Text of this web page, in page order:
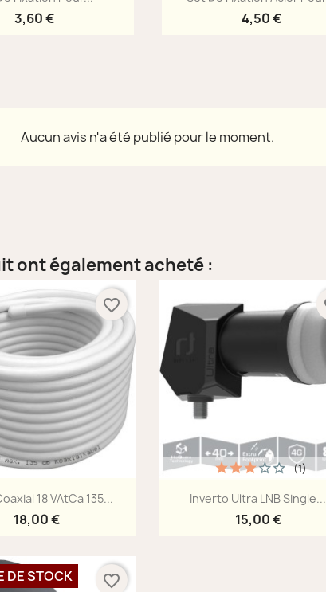
3,60 € 4,50 €
Aucun avis n'a été publié pour le moment.
ont également acheté :
Aperçu rapide
18 VAtCa 135...
18,00 €
favorite_border
Aperçu rapide
Inverto Ultra LNB Single...
15,00 €
(1)
DE STOCK favorite_border